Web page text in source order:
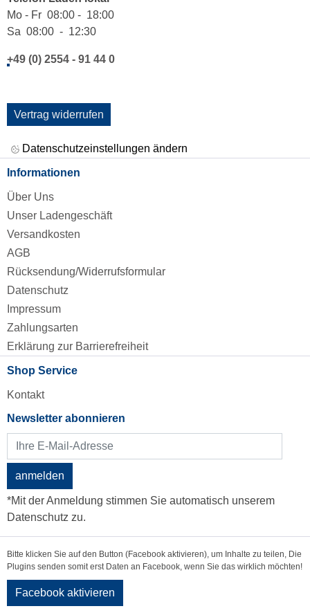
Mo - Fr 08:00 - 18:00
Sa 08:00 - 12:30
+49 (0) 2554 - 91 44 0
Vertrag widerrufen
Datenschutzeinstellungen ändern
Informationen
Über Uns
Unser Ladengeschäft
Versandkosten
AGB
Rücksendung/Widerrufsformular
Datenschutz
Impressum
Zahlungsarten
Erklärung zur Barrierefreiheit
Shop Service
Kontakt
Newsletter abonnieren
anmelden
*Mit der Anmeldung stimmen Sie automatisch unserem
Datenschutz zu.
Bitte klicken Sie auf den Button (Facebook aktivieren), um Inhalte zu teilen, Die
Plugins senden somit erst Daten an Facebook, wenn Sie das wirklich möchten!
Facebook aktivieren